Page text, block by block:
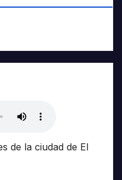
de la ciudad de El